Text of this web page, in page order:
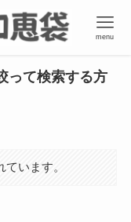
menu
って検索する方
います。